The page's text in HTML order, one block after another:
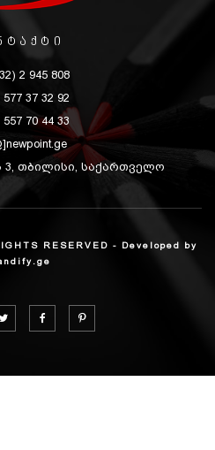
2 945 808
577 37 32 92
557 70 44 33
თბილისი, საქართველო
RESERVED - Developed by